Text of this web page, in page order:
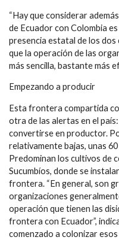
“Hay que considerar
de Ecuador con Colombia
presencia estatal de los
que la operación de las
más sencilla, bastante más
Empezando a producir
Esta frontera compartida
otra de las alertas en el
convertirse en productor.
relativamente bajas, unas
Predominan los cultivos de
Sucumbíos, donde se
frontera. “En general, son
organizaciones
operación que tienen las
frontera con Ecuador”,
comenzado a colonizar